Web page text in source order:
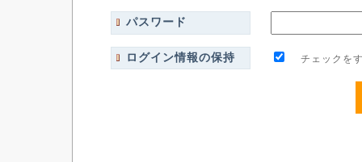
パスワード
ログイン情報の保持 チェックをす